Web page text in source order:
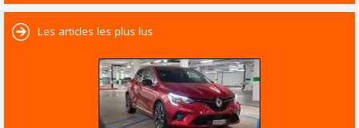
Les articles les plus lus